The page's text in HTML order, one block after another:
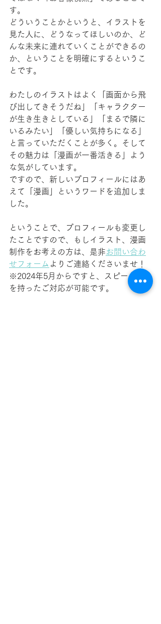
す。
どういうことかというと、イラストを
見た人に、どうなってほしいのか、ど
んな未来に連れていくことができるの
か、ということを明確にするというこ
とです。
わたしのイラストはよく「画面から飛
び出してきそうだね」「キャラクター
が生き生きとしている」「まるで隣に
いるみたい」「優しい気持ちになる」
と言っていただくことが多く。そして
その魅力は「漫画が一番活きる」よう
な気がしています。
ですので、新しいプロフィールにはあ
えて「漫画」というワード を追加しま
した。
ということで、プロフィールも変更し
たことですので、もしイラスト、漫画
制作をお考えの方は、是非お問い合わ
せフォーム よりご連絡くださいませ！
※2024年5月からですと、スピード感
を持ったご対応が可能です。